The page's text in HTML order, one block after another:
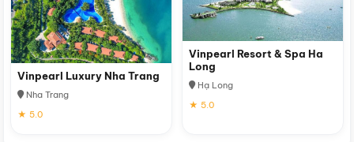
Vinpearl Luxury Nha Trang
Nha Trang
★ 5.0
Vinpearl Resort & Spa Ha
Long
Hạ Long
★ 5.0